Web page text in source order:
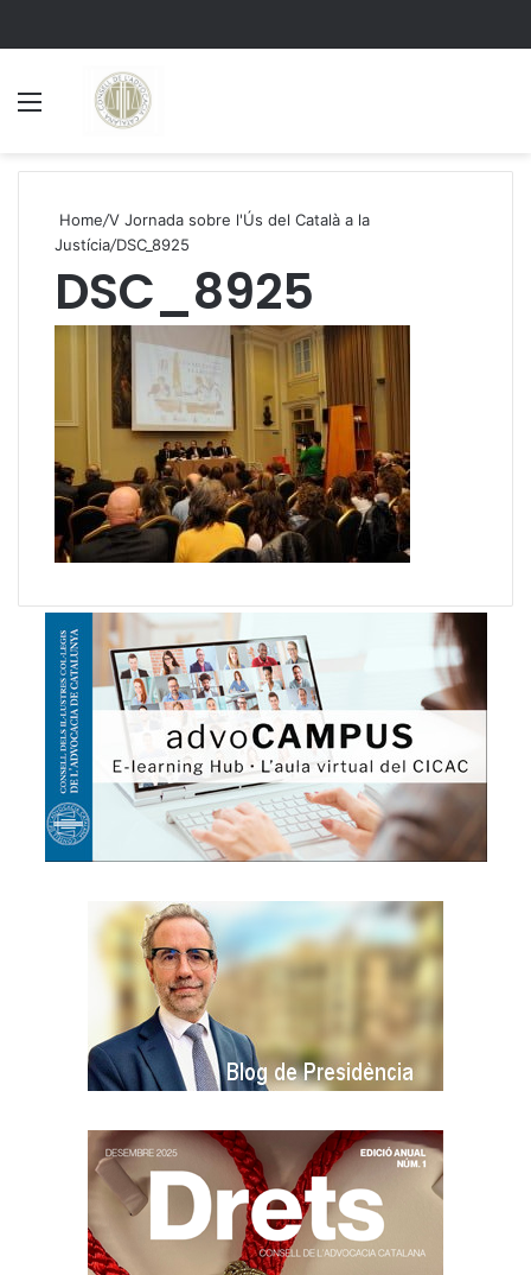
Home/V Jornada sobre l'Ús del Català a la
Justícia/DSC_8925
DSC_8925